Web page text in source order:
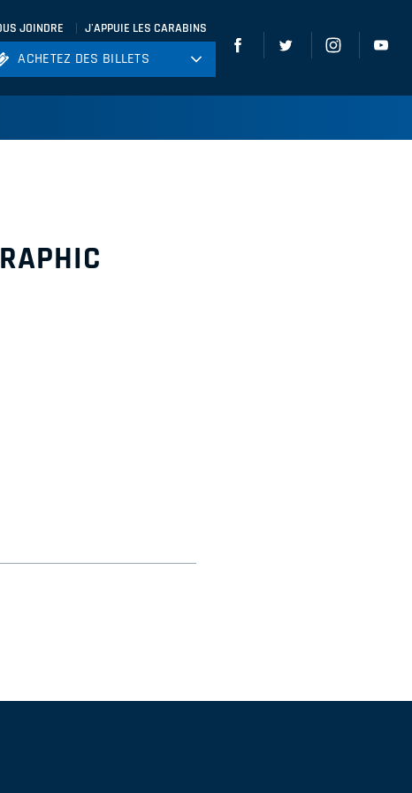
JOINDRE J'APPUIE LES CARABINS
ACHETEZ DES BILLETS
ACHETEZ DES BILLETS